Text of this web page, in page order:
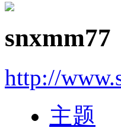
snxmm77
http://
主题